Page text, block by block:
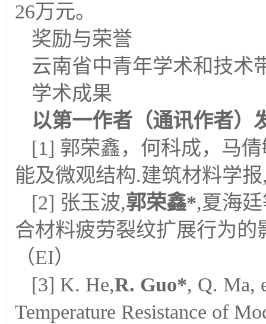
26万元。
奖励与荣誉
云南省中青年学术和技术
学术成果
以第一作者（通讯作者）
[1] 郭荣鑫，何科成，马
能及微观结构.建筑材料学报
[2] 张玉波,郭荣鑫*,夏海
合材料疲劳裂纹扩展行为的
（EI）
[3] K. He,R. Guo*, Q. Ma,
Temperature Resistance of